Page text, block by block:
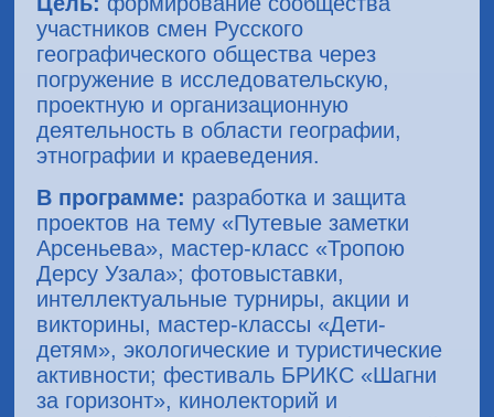
участников смен Русского
географического общества через
погружение в исследовательскую,
проектную и организационную
деятельность в области географии,
этнографии и краеведения.
В программе: разработка и защита
проектов на тему «Путевые заметки
Арсеньева», мастер-класс «Тропою
Дерсу Узала»; фотовыставки,
интеллектуальные турниры, акции и
викторины, мастер-классы «Дети-
детям», экологические и туристические
активности; фестиваль БРИКС «Шагни
за горизонт», кинолекторий и